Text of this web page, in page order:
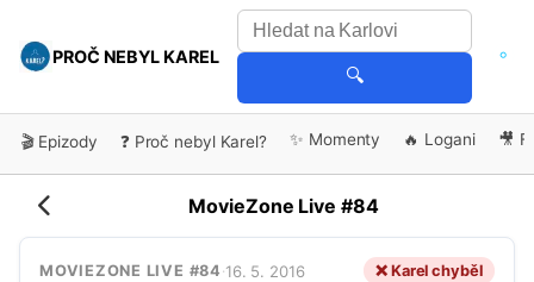
PROČ NEBYL KAREL
🔍
🎬 Epizody ❓ Proč nebyl Karel? ✨ Momenty 🔥 Logani 🎥
MovieZone Live #84
MOVIEZONE LIVE #84 ·16. 5. 2016 ❌ Karel chyběl